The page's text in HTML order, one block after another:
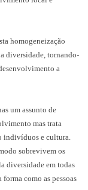
homogeneização
diversidade, tornando-
a
um assunto de
mas trata
indivíduos e cultura.
sobrevivem os
diversidade em todas
como as pessoas